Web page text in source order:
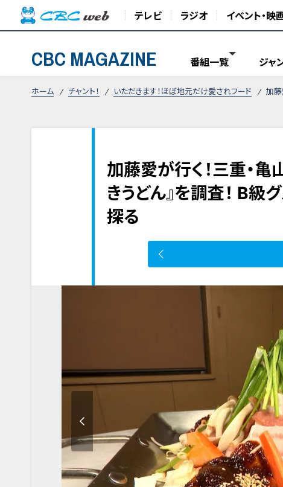
テレビ ラジオ イベント・映
CBC MAGAZINE 番組一覧 ジャ
ホーム チャント！ いただきます！ほぼ地元だけ愛されフード 加藤
加藤愛が行く！三重・
きうどん』を調査！ B
探る